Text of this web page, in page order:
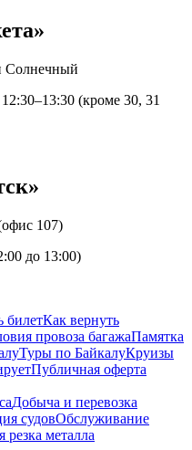
Солнечный
(кроме 30, 31
107)
до 13:00)
билетКак вернуть
провоза багажаПамятка
Туры по БайкалуКруизы
Публичная оферта
Добыча и перевозка
судовОбслуживание
резка металла